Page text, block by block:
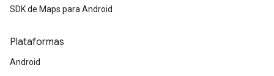
SDK de Maps para Android
Plataformas
Android